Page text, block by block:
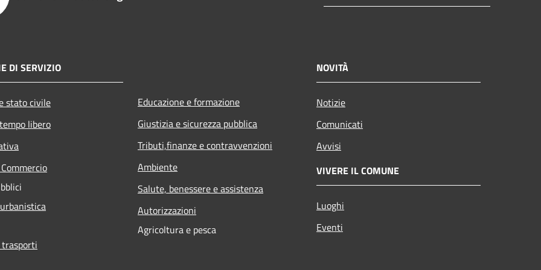
DI SERVIZIO
stato civile
libero
Educazione e formazione
Giustizia e sicurezza pubblica
Tributi,finanze e contravvenzioni
Ambiente
Salute, benessere e assistenza
Autorizzazioni
Agricoltura e pesca
NOVITÀ
Notizie
Comunicati
Avvisi
VIVERE IL COMUNE
Luoghi
Eventi